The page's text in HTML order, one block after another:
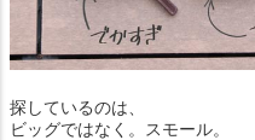
探しているのは、
ビッグではなく。スモール。